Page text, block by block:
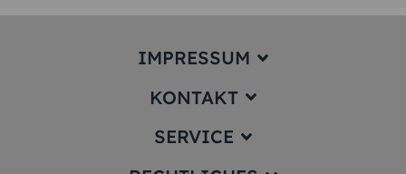
IMPRESSUM
Impressum
KONTAKT
service@karten-paradies.de
SERVICE